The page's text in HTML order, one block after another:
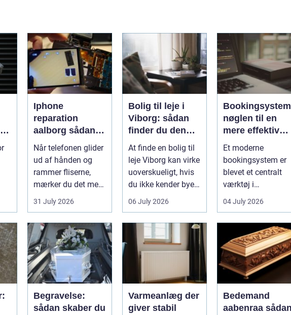
Iphone
reparation
aalborg sådan
vælger du det
rette værksted
Når telefonen glider
ud af hånden og
rammer fliserne,
mærker du det med
det samme.
Skærmen splintrer...
31 July 2026
Bolig til leje i
Viborg: sådan
finder du den
rette lejlighed
At finde en bolig til
leje Viborg kan virke
uoverskueligt, hvis
du ikke kender byen
eller det lokale...
06 July 2026
Bookingsystem
nøglen til en
mere effektiv
klinikhverdag
Et moderne
bookingsystem er
blevet et centralt
værktøj i
sundhedssektoren.
Klinikker, praksis og
beh...
04 July 2026
Begravelse:
sådan skaber du
Varmeanlæg der
giver stabil
Bedemand
aabenraa sådan